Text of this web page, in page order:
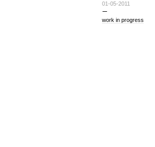
01-05-2011
work in progress